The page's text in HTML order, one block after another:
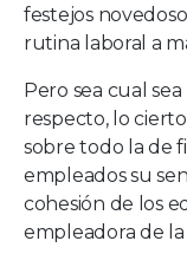
festejos
rutina laboral a
Pero sea cual
respecto, lo
sobre todo la de
empleados su
cohesión de los
empleadora de